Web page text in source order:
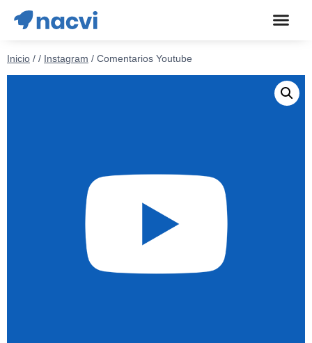
Inicio / / Instagram / Comentarios Youtube